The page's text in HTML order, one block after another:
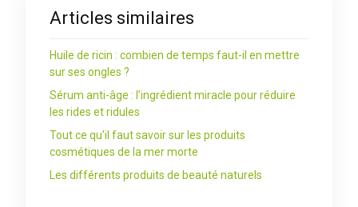
Articles similaires
Huile de ricin : combien de temps faut-il en mettre
sur ses ongles ?
Sérum anti-âge : l’ingrédient miracle pour réduire
les rides et ridules
Tout ce qu’il faut savoir sur les produits
cosmétiques de la mer morte
Les différents produits de beauté naturels